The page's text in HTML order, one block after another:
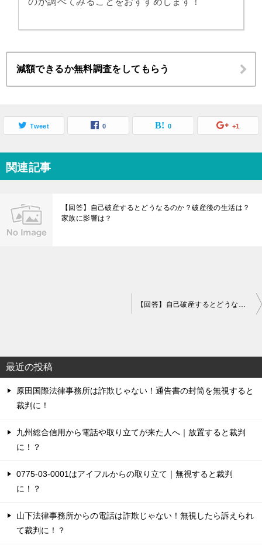
減額できるか無料調査をしてもらう
Tweet 0 0 +1
関連記事
【回答】自己破産するとどうなるのか？破産後の生活は？
家族に影響は？
ビ
ゲ
ー
ョ
【回答】自己破産するとどうなるのか？破産後の生活は？家族に影響は？
最近の投稿
原田国際法律事務所は詐欺じゃない！通告書の封筒を無視すると
裁判に！
九州総合信用から電話や取り立てが来た人へ｜放置すると裁判
に！？
0775-03-0001はアイフルからの取り立て｜無視すると裁判
に！？
山下法律事務所からの電話は詐欺じゃない！無視したら訴えられ
て裁判に！？